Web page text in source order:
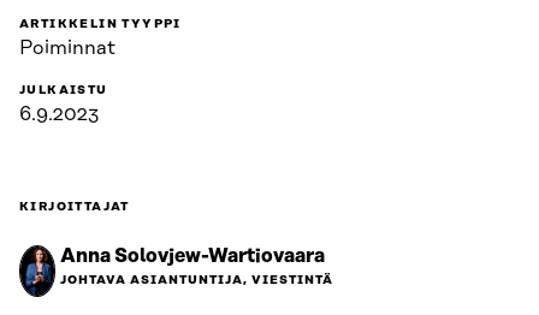
ARTIKKELIN TYYPPI
Poiminnat
JULKAISTU
6.9.2023
KIRJOITTAJAT
Anna Solovjew-Wartiovaara
JOHTAVA ASIANTUNTIJA, VIESTINTÄ